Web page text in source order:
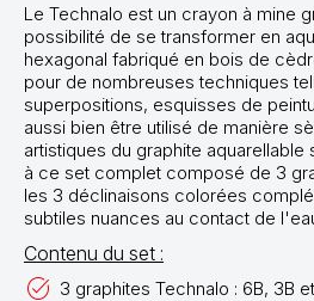
Le Technalo est un crayon à mine
possibilité de se transformer en
hexagonal fabriqué en bois de
pour de nombreuses techniques
superpositions, esquisses de
aussi bien être utilisé de manière
artistiques du graphite aquarellable
à ce set complet composé de 3
les 3 déclinaisons colorées
subtiles nuances au contact de
Contenu du set :
3 graphites Technalo : 6B, 3B